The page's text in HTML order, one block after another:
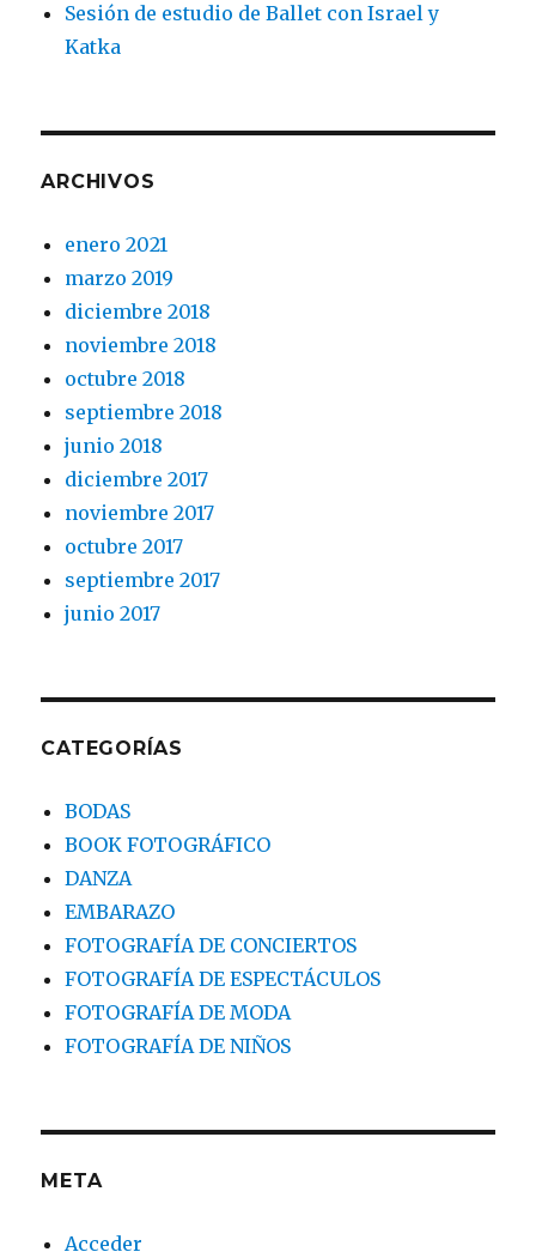
Sesión de estudio de Ballet con Israel y
Katka
ARCHIVOS
enero 2021
marzo 2019
diciembre 2018
noviembre 2018
octubre 2018
septiembre 2018
junio 2018
diciembre 2017
noviembre 2017
octubre 2017
septiembre 2017
junio 2017
CATEGORÍAS
BODAS
BOOK FOTOGRÁFICO
DANZA
EMBARAZO
FOTOGRAFÍA DE CONCIERTOS
FOTOGRAFÍA DE ESPECTÁCULOS
FOTOGRAFÍA DE MODA
FOTOGRAFÍA DE NIÑOS
META
Acceder